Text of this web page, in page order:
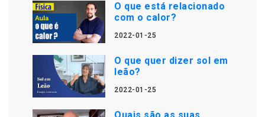
O que está relacionado
com o calor?
2022-01-25
O que quer dizer sol em
leão?
2022-01-25